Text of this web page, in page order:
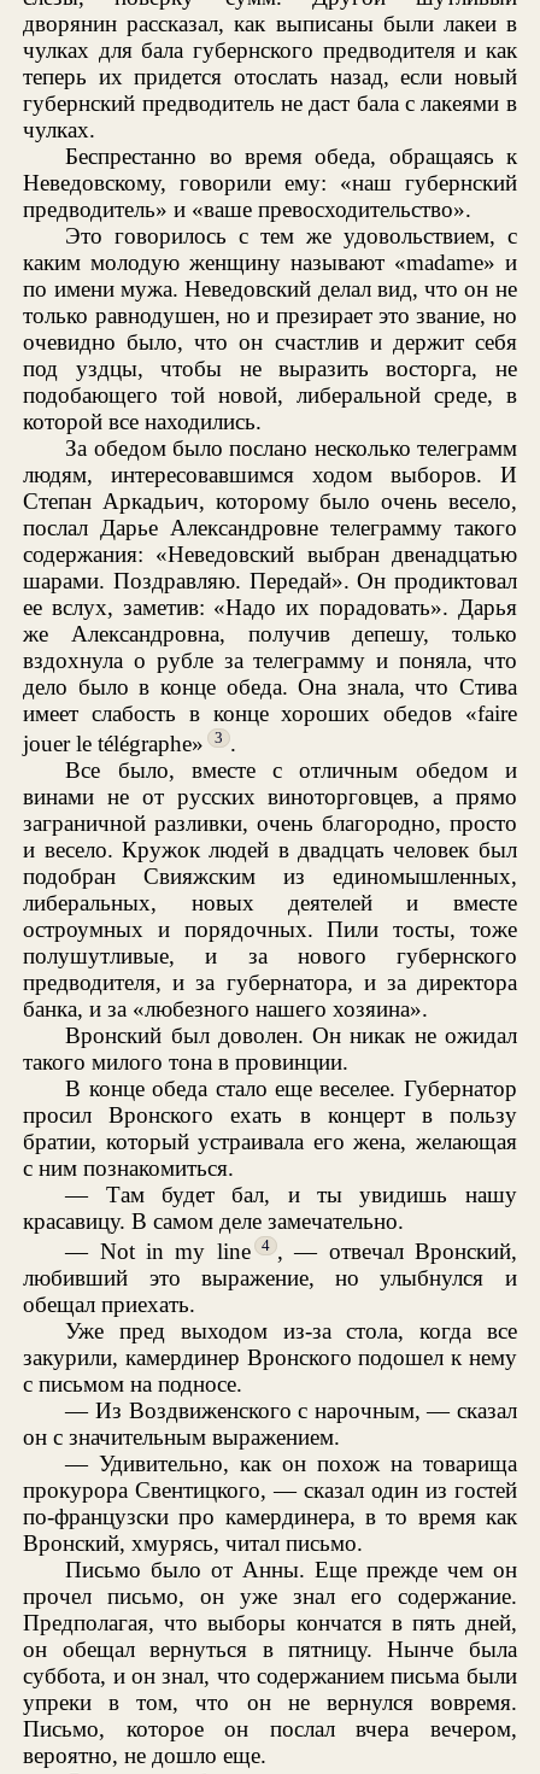
дворянин рассказал, как выписаны были лакеи в
чулках для бала губернского предводителя и как
теперь их придется отослать назад, если новый
губернский предводитель не даст бала с лакеями в
чулках.
Беспрестанно во время обеда, обращаясь к
Неведовскому, говорили ему: «наш губернский
предводитель» и «ваше превосходительство».
Это говорилось с тем же удовольствием, с
каким молодую женщину называют «madame» и
по имени мужа. Неведовский делал вид, что он не
только равнодушен, но и презирает это звание, но
очевидно было, что он счастлив и держит себя
под уздцы, чтобы не выразить восторга, не
подобающего той новой, либеральной среде, в
которой все находились.
За обедом было послано несколько телеграмм
людям, интересовавшимся ходом выборов. И
Степан Аркадьич, которому было очень весело,
послал Дарье Александровне телеграмму такого
содержания: «Неведовский выбран двенадцатью
шарами. Поздравляю. Передай». Он продиктовал
ее вслух, заметив: «Надо их порадовать». Дарья
же Александровна, получив депешу, только
вздохнула о рубле за телеграмму и поняла, что
дело было в конце обеда. Она знала, что Стива
имеет слабость в конце хороших обедов «faire
jouer le télégraphe»
3 .
Все было, вместе с отличным обедом и
винами не от русских виноторговцев, а прямо
заграничной разливки, очень благородно, просто
и весело. Кружок людей в двадцать человек был
подобран Свияжским из единомышленных,
либеральных, новых деятелей и вместе
остроумных и порядочных. Пили тосты, тоже
полушутливые, и за нового губернского
предводителя, и за губернатора, и за директора
банка, и за «любезного нашего хозяина».
Вронский был доволен. Он никак не ожидал
такого милого тона в провинции.
В конце обеда стало еще веселее. Губернатор
просил Вронского ехать в концерт в пользу
братии, который устраивала его жена, желающая
с ним познакомиться.
— Там будет бал, и ты увидишь нашу
красавицу. В самом деле замечательно.
— Not in my line
4 , — отвечал Вронский,
любивший это выражение, но улыбнулся и
обещал приехать.
Уже пред выходом из-за стола, когда все
закурили, камердинер Вронского подошел к нему
с письмом на подносе.
— Из Воздвиженского с нарочным, — сказал
он с значительным выражением.
— Удивительно, как он похож на товарища
прокурора Свентицкого, — сказал один из гостей
по-французски про камердинера, в то время как
Вронский, хмурясь, читал письмо.
Письмо было от Анны. Еще прежде чем он
прочел письмо, он уже знал его содержание.
Предполагая, что выборы кончатся в пять дней,
он обещал вернуться в пятницу. Нынче была
суббота, и он знал, что содержанием письма были
упреки в том, что он не вернулся вовремя.
Письмо, которое он послал вчера вечером,
вероятно, не дошло еще.